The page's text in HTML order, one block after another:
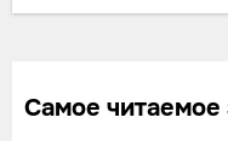
Самое